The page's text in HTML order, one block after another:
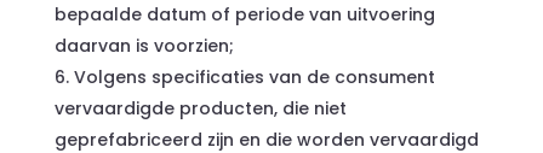
bepaalde datum of periode van uitvoering
daarvan is voorzien;
Volgens specificaties van de consument
vervaardigde producten, die niet
geprefabriceerd zijn en die worden vervaardigd